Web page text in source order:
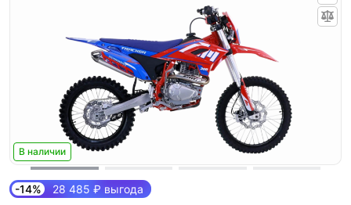
В наличии
-14% 28 485 ₽ выгода